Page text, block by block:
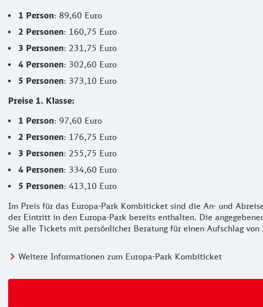
1 Person: 89,60 Euro
2 Personen: 160,75 Euro
3 Personen: 231,75 Euro
4 Personen: 302,60 Euro
5 Personen: 373,10 Euro
Preise 1. Klasse:
1 Person: 97,60 Euro
2 Personen: 176,75 Euro
3 Personen: 255,75 Euro
4 Personen: 334,60 Euro
5 Personen: 413,10 Euro
Im Preis für das Europa-Park Kombiticket sind die An- und
der Eintritt in den Europa-Park bereits enthalten. Die
Sie alle Tickets mit persönlicher Beratung für einen Aufschlag von
Weitere Informationen zum Europa-Park Kombiticket